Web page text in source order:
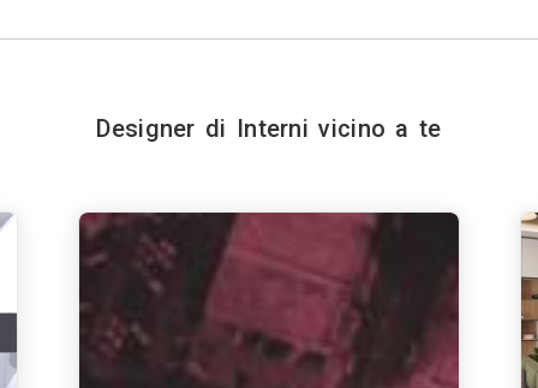
Designer di Interni vicino a te